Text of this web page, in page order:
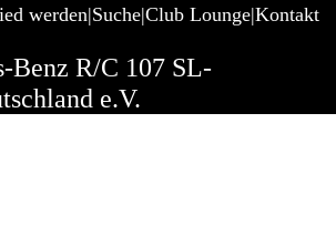
werden Suche Club Lounge Kontakt
Benz R/C 107 SL-
e.V.